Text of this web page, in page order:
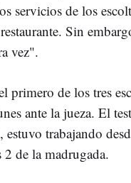
servicios de los
Sin
vez".
primero de los tres
ante la jueza. El
trabajando
2 de la madrugada.